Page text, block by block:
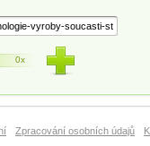
0x
Zpracování osobních údajů